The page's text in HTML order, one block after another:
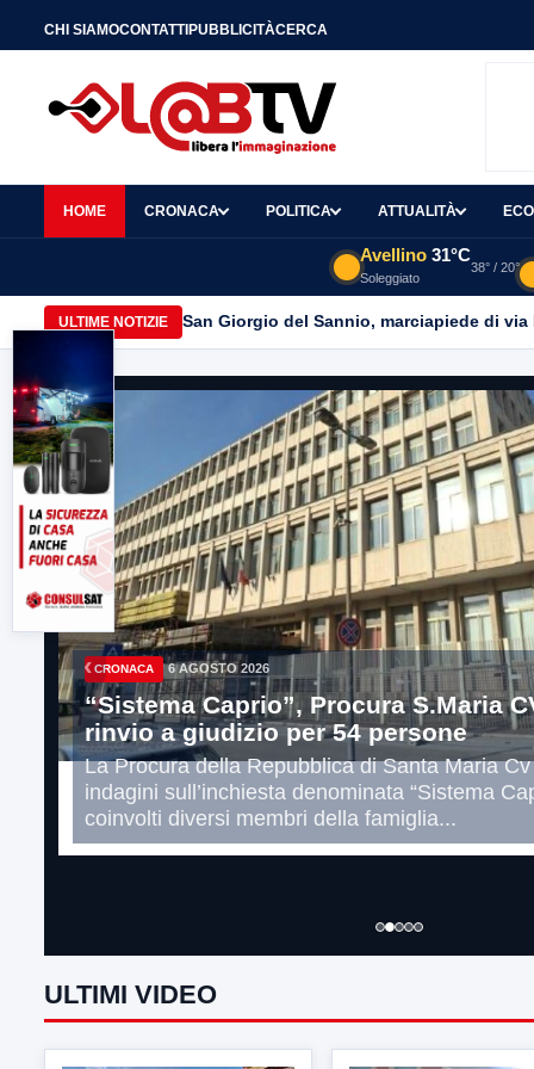
CHI SIAMOCONTATTIPUBBLICITÀCERCA
HOME CRONACA POLITICA ATTUALITÀ
Avellino 31°C
Soleggiato
38° / 20°
ULTIME NOTIZIE San Giorgio del Sannio, marciapiede di
ATTUALITÀ 6 AGOSTO 2026
Fiume Calore, l’Asl ha inviato al
risultanze delle indagini effettuate
Il vicesindaco Francesco De Pierro rende noto
di Prevenzione dell’Asl di Benevento ha inviato
Comune in riscontro...
‹
ULTIMI VIDEO